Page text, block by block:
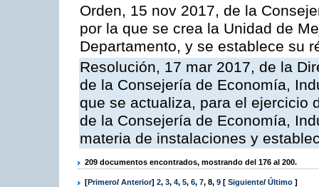
Orden, 15 nov 2017, de la
por la que se crea la Unidad de
Departamento, y se establece su
Resolución, 17 mar 2017, de la
de la Consejería de Economía,
que se actualiza, para el ejercicio
de la Consejería de Economía,
materia de instalaciones y
209 documentos encontrados, mostrando del 176 al 200.
[Primero/ Anterior] 2, 3, 4, 5, 6, 7, 8, 9 [ Siguiente/ Último ]